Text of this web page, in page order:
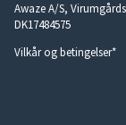
Awaze A/S,
DK17484575
Vilkår og betingelser*